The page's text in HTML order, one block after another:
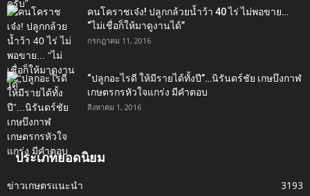
คนโคราชเจ๋ง! ปลูกกล้วยน้ำว้า 40 ไร่ ไม่พอขาย…
“ไม่เชื่อก็ให้มาดูงานได้”‬
กรกฎาคม 11, 2016
“ปลูกอะไรดี ให้มีรายได้ทั้งปี”…นิรันดร์ชัย เกษบึงกาฬ
เกษตรกรหัวใจแกร่ง มีคำตอบ
สิงหาคม 1, 2016
ประเภทยอดนิยม
ข่าวเกษตรแนะนำ
3193